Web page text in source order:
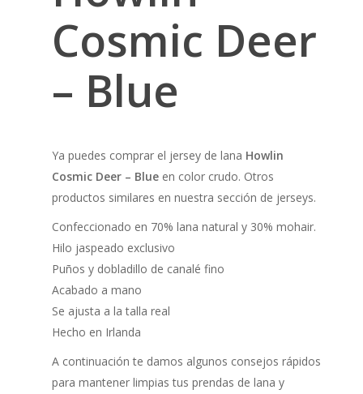
Cosmic Deer
– Blue
Ya puedes comprar el jersey de lana Howlin
Cosmic Deer – Blue en color crudo. Otros
productos similares en nuestra sección de jerseys.
Confeccionado en 70% lana natural y 30% mohair.
Hilo jaspeado exclusivo
Puños y dobladillo de canalé fino
Acabado a mano
Se ajusta a la talla real
Hecho en Irlanda
A continuación te damos algunos consejos rápidos
para mantener limpias tus prendas de lana y